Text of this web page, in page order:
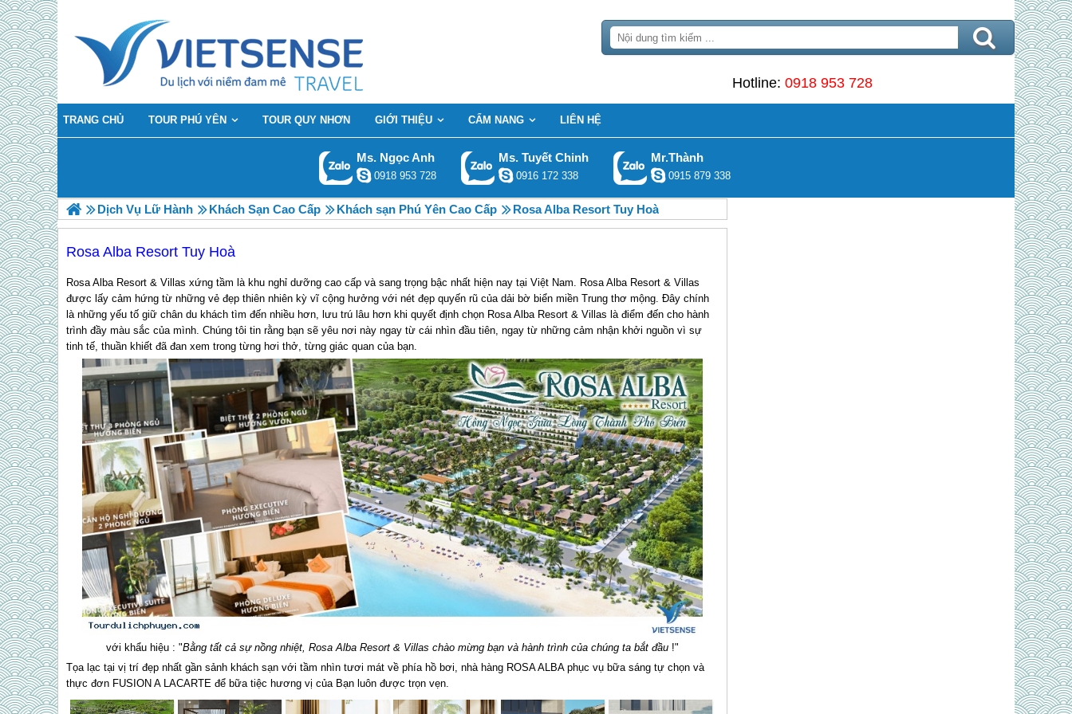
Hotline: 0918 953 728
TRANG CHỦ TOUR PHÚ YÊN TOUR QUY NHƠN GIỚI THIỆU CẨM NANG LIÊN HỆ
Ms. Ngọc Anh
0918 953 728
Ms. Tuyết Chinh
0916 172 338
Mr.Thành
0915 879 338
Dịch Vụ Lữ Hành Khách Sạn Cao Cấp Khách sạn Phú Yên Cao Cấp Rosa Alba Resort Tuy Hoà
Rosa Alba Resort Tuy Hoà
Rosa Alba Resort & Villas xứng tầm là khu nghỉ dưỡng cao cấp và sang trọng bậc nhất hiện nay tại Việt Nam. Rosa Alba Resort & Villas
được lấy cảm hứng từ những vẻ đẹp thiên nhiên kỳ vĩ cộng hưởng với nét đẹp quyến rũ của dải bờ biển miền Trung thơ mộng. Đây chính
là những yếu tố giữ chân du khách tìm đến nhiều hơn, lưu trú lâu hơn khi quyết định chọn Rosa Alba Resort & Villas là điểm đến cho hành
trình đầy màu sắc của mình. Chúng tôi tin rằng bạn sẽ yêu nơi này ngay từ cái nhìn đầu tiên, ngay từ những cảm nhận khởi nguồn vì sự
tinh tế, thuần khiết đã đan xem trong từng hơi thở, từng giác quan của bạn.
với khẩu hiệu : "Bằng tất cả sự nồng nhiệt, Rosa Alba Resort & Villas chào mừng bạn và hành trình của chúng ta bắt đầu !"
Tọa lạc tại vị trí đẹp nhất gần sảnh khách sạn với tầm nhìn tươi mát về phía hồ bơi, nhà hàng ROSA ALBA phục vụ bữa sáng tự chọn và
thực đơn FUSION A LACARTE để bữa tiệc hương vị của Bạn luôn được trọn vẹn.